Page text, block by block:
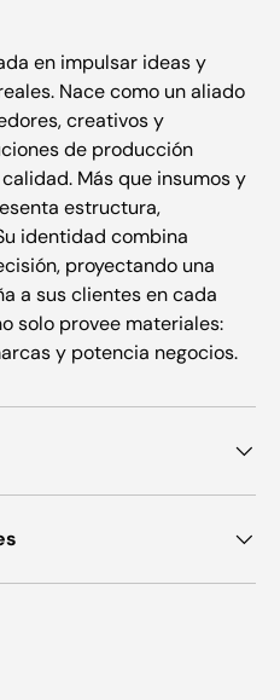
en impulsar ideas y
Nace como un aliado
creativos y
de producción
Más que insumos y
estructura,
identidad combina
proyectando una
a sus clientes en cada
solo provee materiales:
y potencia negocios.